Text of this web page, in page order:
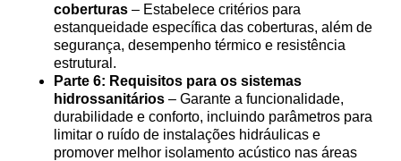
coberturas – Estabelece critérios para
estanqueidade específica das coberturas, além de
segurança, desempenho térmico e resistência
estrutural.
Parte 6: Requisitos para os sistemas
hidrossanitários – Garante a funcionalidade,
durabilidade e conforto, incluindo parâmetros para
limitar o ruído de instalações hidráulicas e
promover melhor isolamento acústico nas áreas